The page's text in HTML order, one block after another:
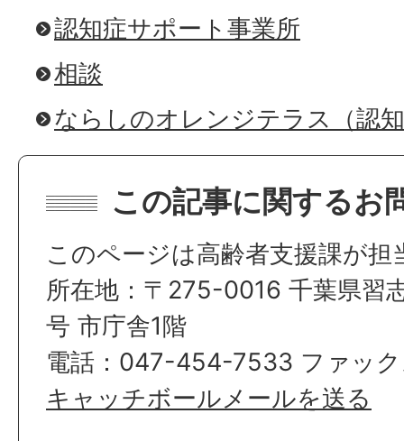
認知症サポート事業所
相談
ならしのオレンジテラス（認
この記事に関するお
このページは高齢者支援課が担
所在地：〒275-0016 千葉県習
号 市庁舎1階
電話：047-454-7533 ファッ
キャッチボールメールを送る